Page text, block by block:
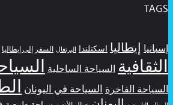
TAGS
إسبانيا إيطاليا اسكتلندا البرتغال السفر إلى إيطاليا
الثقافية
السياحة الساحلية
السياحة الفاخرة السياحة في اليونان